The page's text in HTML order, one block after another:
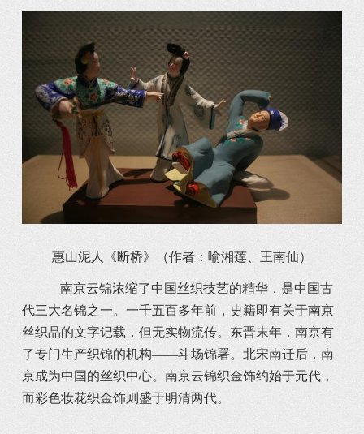
惠山泥人《断桥》（作者：喻湘莲、王南仙）
南京云锦浓缩了中国丝织技艺的精华，是中国古
代三大名锦之一。一千五百多年前，史籍即有关于南京
丝织品的文字记载，但无实物流传。东晋末年，南京有
了专门生产织锦的机构——斗场锦署。北宋南迁后，南
京成为中国的丝织中心。南京云锦织金饰约始于元代，
而彩色妆花织金饰则盛于明清两代。